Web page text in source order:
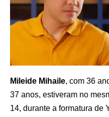
Mileide Mihaile, com 36
37 anos, estiveram no
14, durante a formatura de